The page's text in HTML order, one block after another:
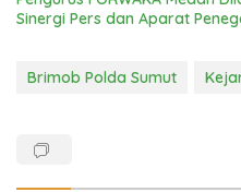
Sinergi Pers dan Aparat
Brimob Polda Sumut